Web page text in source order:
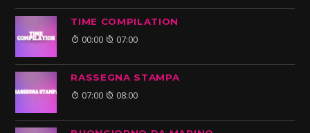
TIME COMPILATION
00:00 07:00
RASSEGNA STAMPA
07:00 08:00